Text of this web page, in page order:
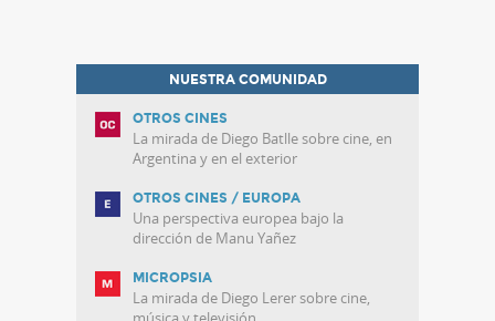
NUESTRA COMUNIDAD
OTROS CINES
La mirada de Diego Batlle sobre cine, en
Argentina y en el exterior
OTROS CINES / EUROPA
Una perspectiva europea bajo la
dirección de Manu Yañez
MICROPSIA
La mirada de Diego Lerer sobre cine,